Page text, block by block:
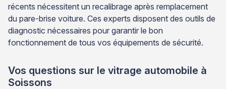
récents nécessitent un recalibrage après remplacement
du pare-brise voiture. Ces experts disposent des outils de
diagnostic nécessaires pour garantir le bon
fonctionnement de tous vos équipements de sécurité.
Vos questions sur le vitrage automobile à
Soissons